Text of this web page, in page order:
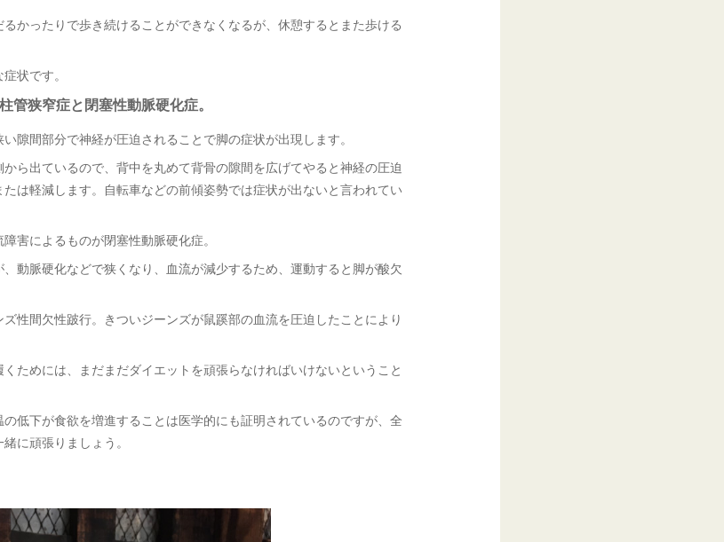
かったりで歩き続けることができなくなるが、休憩するとまた歩ける
状です。
管狭窄症と閉塞性動脈硬化症。
隙間部分で神経が圧迫されることで脚の症状が出現します。
ら出ているので、背中を丸めて背骨の隙間を広げてやると神経の圧迫
は軽減します。自転車などの前傾姿勢では症状が出ないと言われてい
害によるものが閉塞性動脈硬化症。
動脈硬化などで狭くなり、血流が減少するため、運動すると脚が酸欠
性間欠性跛行。きついジーンズが鼠蹊部の血流を圧迫したことにより
ためには、まだまだダイエットを頑張らなければいけないということ
低下が食欲を増進することは医学的にも証明されているのですが、全
に頑張りましょう。